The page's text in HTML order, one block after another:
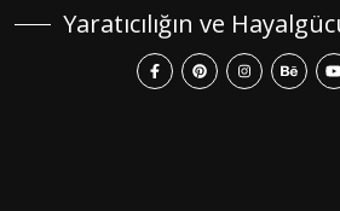
Yaratıcılığın ve